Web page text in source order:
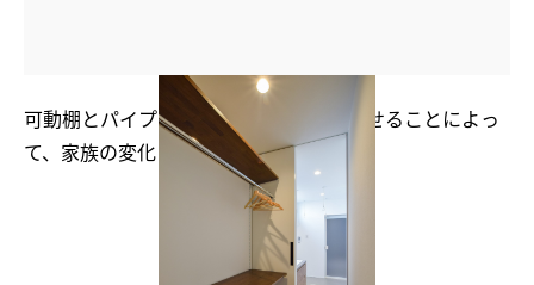
可動棚とパイプを用いて、可変性を持たせることによっ
て、家族の変化にも対応できる